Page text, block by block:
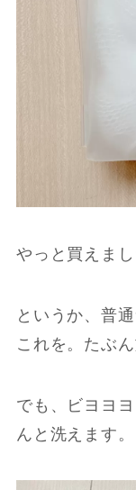
やっと買えまし
というか、普
これを。たぶ
でも、ビヨヨ
んと洗えます。